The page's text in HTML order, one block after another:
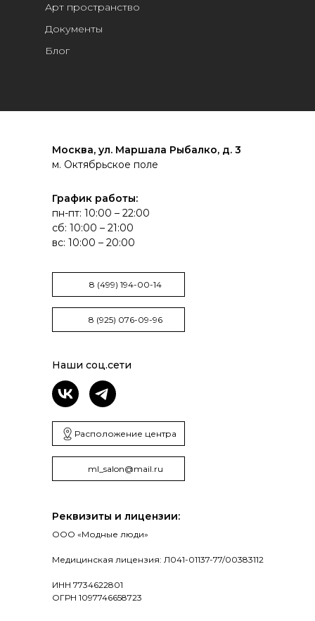
Арт пространство
Документы
Блог
Реквизиты и лицензии:
ООО «Модные люди»
Медицинская лицензия: Л041-01137-77/00383112
ИНН 7734622801
ОГРН 1097746658723
График работы:
пн-пт: 10:00 – 22:00
сб: 10:00 – 21:00
вс: 10:00 – 20:00
Москва, ул. Маршала Рыбалко, д. 3
м. Октябрьское поле
Наши соц.сети
Расположение центра
8 (499) 194-00-14
8 (925) 076-09-96
ml_salon@mail.ru